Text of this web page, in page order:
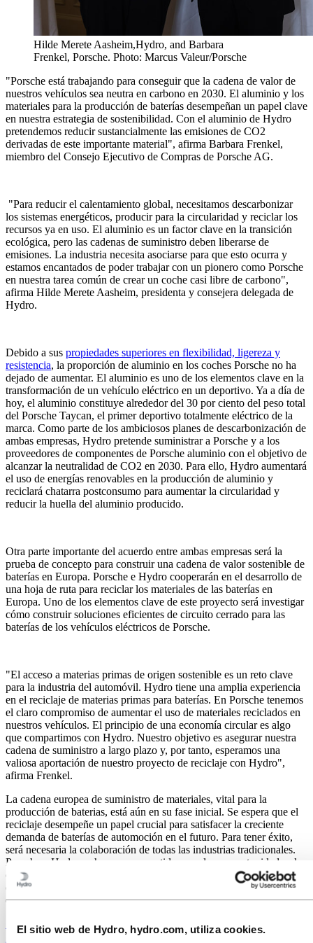
El sitio web de Hydro, hydro.com, utiliza cookies.
Hilde Merete Aasheim,Hydro, and Barbara
Frenkel, Porsche. Photo: Marcus Valeur/Porsche
"Porsche está trabajando para conseguir que la cadena de valor de
nuestros vehículos sea neutra en carbono en 2030. El aluminio y los
materiales para la producción de baterías desempeñan un papel clave
en nuestra estrategia de sostenibilidad. Con el aluminio de Hydro
pretendemos reducir sustancialmente las emisiones de CO2
derivadas de este importante material", afirma Barbara Frenkel,
miembro del Consejo Ejecutivo de Compras de Porsche AG.
"Para reducir el calentamiento global, necesitamos descarbonizar
los sistemas energéticos, producir para la circularidad y reciclar los
recursos ya en uso. El aluminio es un factor clave en la transición
ecológica, pero las cadenas de suministro deben liberarse de
emisiones. La industria necesita asociarse para que esto ocurra y
estamos encantados de poder trabajar con un pionero como Porsche
en nuestra tarea común de crear un coche casi libre de carbono",
afirma Hilde Merete Aasheim, presidenta y consejera delegada de
Hydro.
Debido a sus propiedades superiores en flexibilidad, ligereza y
resistencia, la proporción de aluminio en los coches Porsche no ha
dejado de aumentar. El aluminio es uno de los elementos clave en la
transformación de un vehículo eléctrico en un deportivo. Ya a día de
hoy, el aluminio constituye alrededor del 30 por ciento del peso total
del Porsche Taycan, el primer deportivo totalmente eléctrico de la
marca. Como parte de los ambiciosos planes de descarbonización de
ambas empresas, Hydro pretende suministrar a Porsche y a los
proveedores de componentes de Porsche aluminio con el objetivo de
alcanzar la neutralidad de CO2 en 2030. Para ello, Hydro aumentará
el uso de energías renovables en la producción de aluminio y
reciclará chatarra postconsumo para aumentar la circularidad y
reducir la huella del aluminio producido.
Otra parte importante del acuerdo entre ambas empresas será la
prueba de concepto para construir una cadena de valor sostenible de
baterías en Europa. Porsche e Hydro cooperarán en el desarrollo de
una hoja de ruta para reciclar los materiales de las baterías en
Europa. Uno de los elementos clave de este proyecto será investigar
cómo construir soluciones eficientes de circuito cerrado para las
baterías de los vehículos eléctricos de Porsche.
"El acceso a materias primas de origen sostenible es un reto clave
para la industria del automóvil. Hydro tiene una amplia experiencia
en el reciclaje de materias primas para baterías. En Porsche tenemos
el claro compromiso de aumentar el uso de materiales reciclados en
nuestros vehículos. El principio de una economía circular es algo
que compartimos con Hydro. Nuestro objetivo es asegurar nuestra
cadena de suministro a largo plazo y, por tanto, esperamos una
valiosa aportación de nuestro proyecto de reciclaje con Hydro",
afirma Frenkel.
La cadena europea de suministro de materiales, vital para la
producción de baterias, está aún en su fase inicial. Se espera que el
reciclaje desempeñe un papel crucial para satisfacer la creciente
demanda de baterías de automoción en el futuro. Para tener éxito,
será necesaria la colaboración de todas las industrias tradicionales.
Porsche e Hydro se han comprometido a explorar oportunidades de
contribución conjunta en este campo. Ambas empresas esperan
obtener los primeros resultados de viabilidad del reciclaje conjunto
de baterías en 2025.
Suscríbete a las noticias y comunicados de prensa de Hydro